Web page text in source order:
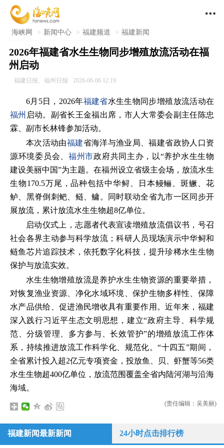

海峡网 > 新闻中心 > 福建频道 > 福建新闻
2026年福建省水生生物同步增殖放流活动在福
州启动
福建日报、福州日报 2026-06-06 12:19
6月5日，2026年福建省水生生物同步增殖放流活动在
福州 启动。副省长王金福出席，市人大常委会副主任陈忠
霖、副市长林锋参加活动。
本次活动由福建省海洋与渔业局、福建省政协人口资
源环境委员会、 福州市政府共同主办，以“养护水生生物
建设美丽中国”为主题。在福州设立省级主会场，放流水生
生物170.5万尾，品种包括中华鲟、日本鳗鲡、斑鳜、花
鲈、黑脊倒刺鲃、鲢、鳙。同时联动全省九市一区同步开
展放流，累计放流水生生物超8亿单位。
启动仪式上，志愿者代表宣读增殖放流倡议书，号召
社会各界主动参与科学放流；科研人员现场演示中华鲟和
鲢鱼芯片追踪技术，依托数字化科技，提升珍稀水生生物
保护与放流实效。
水生生物增殖放流是养护水生生物资源的重要举措，
对恢复渔业资源、净化水域环境、保护生物多样性、保障
水产品供给、促进渔民增收具有重要作用。近年来，福建
深入践行习近平生态文明思想，建立“政府主导、科学规
范、分级管理、多方参与、长效管护”的增殖放流工作体
系，持续推进放流工作科学化、规范化。“十四五”期间，
全省累计投入超2亿元专项资金，投放鱼、贝、虾蟹等56类
水生生物超400亿单位，放流范围覆盖全省内陆河湖与沿海
海域。
(责任编辑：吴美丽)
福建新闻最新新闻 24小时点击排行榜